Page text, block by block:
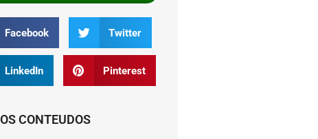
Facebook Twitter
LinkedIn Pinterest
CONTEUDOS